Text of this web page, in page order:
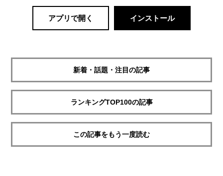
アプリで開く インストール
新着・話題・注目の記事
ランキングTOP100の記事
この記事をもう一度読む